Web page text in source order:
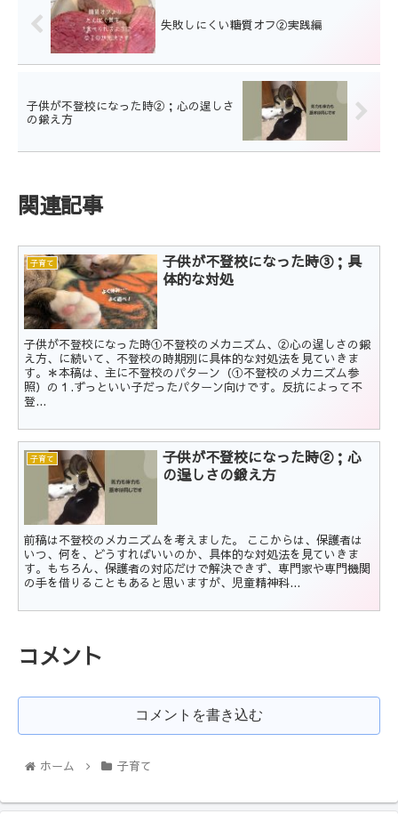
失敗しにくい糖質オフ②実践編
子供が不登校になった時②；心の逞しさ
の鍛え方
関連記事
子育て
子供が不登校になった時③；具
体的な対処
子供が不登校になった時①不登校のメカニズム、②心の逞しさの鍛
え方、に続いて、不登校の時期別に具体的な対処法を見ていきま
す。＊本稿は、主に不登校のパターン（①不登校のメカニズム参
照）の１.ずっといい子だったパターン向けです。反抗によって不
登...
子育て
子供が不登校になった時②；心
の逞しさの鍛え方
前稿は不登校のメカニズムを考えました。 ここからは、保護者は
いつ、何を、どうすればいいのか、具体的な対処法を見ていきま
す。もちろん、保護者の対応だけで解決できず、専門家や専門機関
の手を借りることもあると思いますが、児童精神科...
コメント
コメントを書き込む
ホーム 子育て